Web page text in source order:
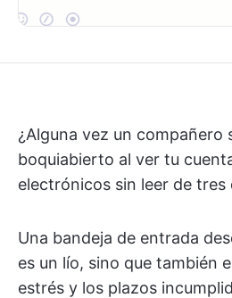
¿Alguna vez un compañero
boquiabierto al ver tu
electrónicos sin leer de tres
Una bandeja de entrada
es un lío, sino que también
estrés y los plazos